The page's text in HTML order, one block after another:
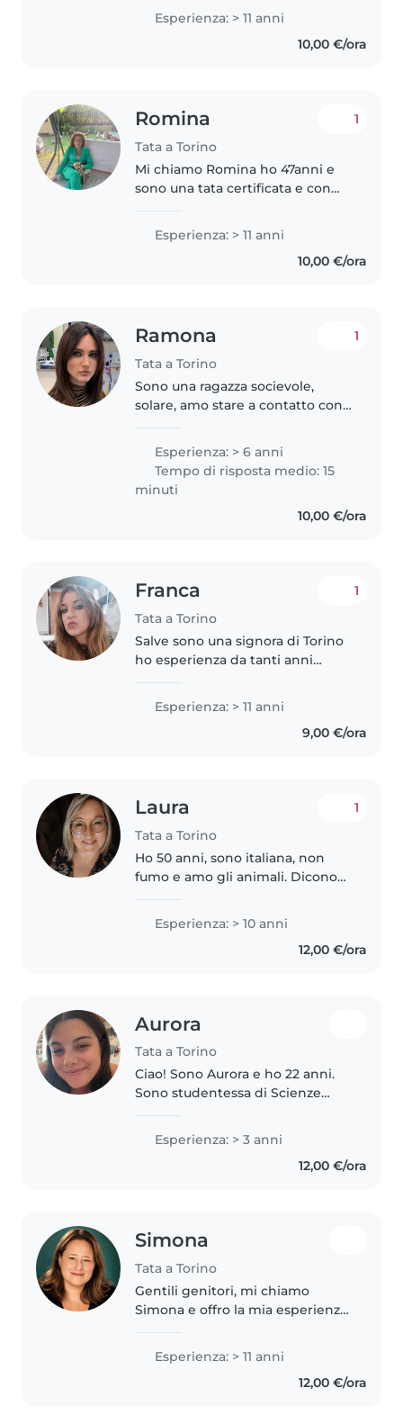
esperienza nell’accudimento di
bambini di ogni età. Sono
mamma di quattro figli, ormai
Esperienza: > 11 anni
10,00 €/ora
Romina
Tata a Torino
1
Mi chiamo Romina ho 47anni e
sono una tata certificata e con
aggiornati annualmente
.Certificata tata corso Montessori
Faccio questo lavoro da molti..
Esperienza: > 11 anni
10,00 €/ora
Ramona
Tata a Torino
1
Sono una ragazza socievole,
solare, amo stare a contatto con i
,paziente , premurosa
,divertente. Ho esperienza sia
con bambini piccoli ,sia con
ragazzini..
Esperienza: > 6 anni
Tempo di risposta medio: 15
minuti
10,00 €/ora
Franca
Tata a Torino
1
Salve sono una signora di Torino
ho esperienza da tanti anni
domestiche sono una persona
molto solare dolce ed calma
adoro i bambini è svolgo il mio
Esperienza: > 11 anni
9,00 €/ora
Laura
Tata a Torino
1
Ho 50 anni, sono italiana, non
fumo e amo gli animali. Dicono
ordinata. Lavoro con successo da
10 anni nelle famiglie come tata...
Esperienza: > 10 anni
12,00 €/ora
Aurora
Tata a Torino
Ciao! Sono Aurora e ho 22 anni.
Sono studentessa di Scienze
luglio 2026. Ad ottobre partirò
per un tirocinio in un Nido in
Germania e da gennaio sarò..
Esperienza: > 3 anni
12,00 €/ora
Simona
Tata a Torino
Gentili genitori, mi chiamo
Simona e offro la mia esperienza
dell'infanzia. Amo vedere i
bambini crescere, acquisire
sicurezza e scoprire il mondo..
Esperienza: > 11 anni
12,00 €/ora